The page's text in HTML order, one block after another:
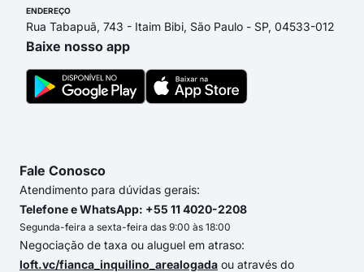
ENDEREÇO
Rua Tabapuã, 743 - Itaim Bibi, São Paulo - SP, 04533-012
Baixe nosso app
Fale Conosco
Atendimento para dúvidas gerais:
Telefone e WhatsApp: +55 11 4020-2208
Segunda-feira a sexta-feira das 9:00 às 18:00
Negociação de taxa ou aluguel em atraso:
loft.vc/fianca_inquilino_arealogada ou através do